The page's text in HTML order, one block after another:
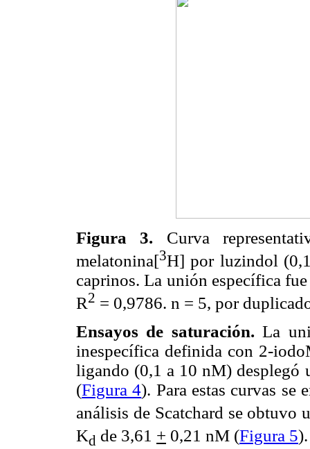
Figura 3. Curva
melatonina[3H] por luzindol
caprinos. La unión específica
R2 = 0,9786. n = 5, por
Ensayos de saturación.La
inespecífica definida con 2-
ligando (0,1 a 10 nM) desplegó
(Figura 4). Para estas curvas se
análisis de Scatchard se obtuvo
Kd de 3,61 + 0,21 nM (Figura 5).